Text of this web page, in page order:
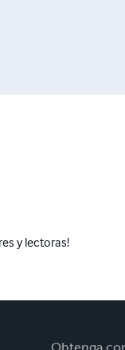
y lectoras!